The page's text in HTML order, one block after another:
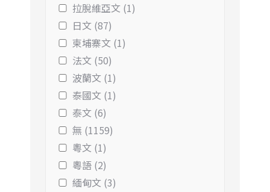
拉脫維亞文 (1)
日文 (87)
柬埔寨文 (1)
法文 (50)
波蘭文 (1)
泰國文 (1)
泰文 (6)
無 (1159)
粵文 (1)
粵語 (2)
緬甸文 (3)